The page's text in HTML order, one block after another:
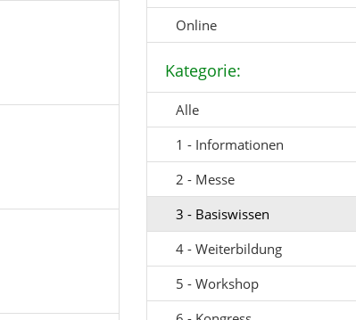
Online
Kategorie:
Alle
1 - Informationen
2 - Messe
3 - Basiswissen
4 - Weiterbildung
5 - Workshop